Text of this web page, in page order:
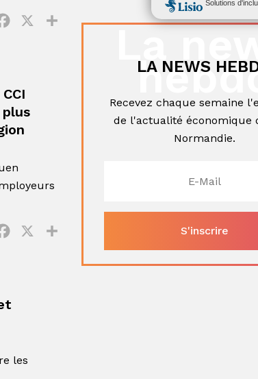
Facebook Partager
Facebook
les
La
LA NEWS
Recevez chaque semaine
de l'actualité économique
Normandie.